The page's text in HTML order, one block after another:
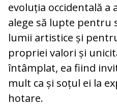
evoluția occidentală a
alege să lupte pentru
lumii artistice și
propriei valori și
întâmplat, ea fiind
mult ca și soțul ei la
hotare.